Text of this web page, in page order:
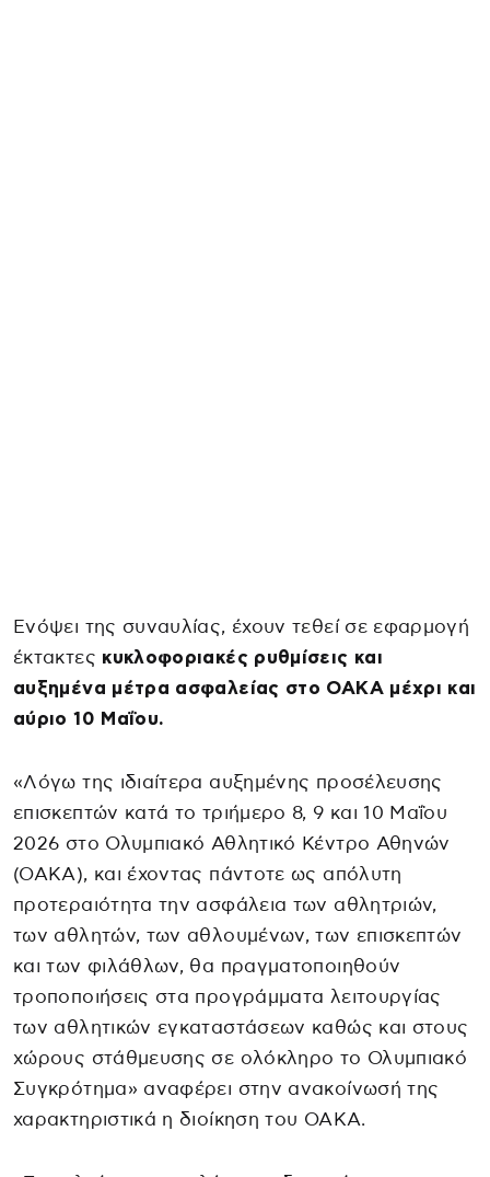
Eνόψει της συναυλίας, έχουν τεθεί σε εφαρμογή
έκτακτες κυκλοφοριακές ρυθμίσεις και
αυξημένα μέτρα ασφαλείας στο ΟΑΚΑ μέχρι και
αύριο 10 Μαΐου.
«Λόγω της ιδιαίτερα αυξημένης προσέλευσης
επισκεπτών κατά το τριήμερο 8, 9 και 10 Μαΐου
2026 στο Ολυμπιακό Αθλητικό Κέντρο Αθηνών
(ΟΑΚΑ), και έχοντας πάντοτε ως απόλυτη
προτεραιότητα την ασφάλεια των αθλητριών,
των αθλητών, των αθλουμένων, των επισκεπτών
και των φιλάθλων, θα πραγματοποιηθούν
τροποποιήσεις στα προγράμματα λειτουργίας
των αθλητικών εγκαταστάσεων καθώς και στους
χώρους στάθμευσης σε ολόκληρο το Ολυμπιακό
Συγκρότημα» αναφέρει στην ανακοίνωσή της
χαρακτηριστικά η διοίκηση του ΟΑΚΑ.